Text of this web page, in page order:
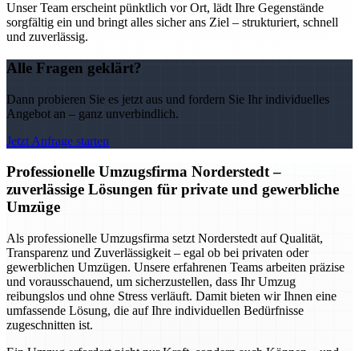
Unser Team erscheint pünktlich vor Ort, lädt Ihre Gegenstände
sorgfältig ein und bringt alles sicher ans Ziel – strukturiert, schnell
und zuverlässig.
Alle Fragen geklärt?
Dann probieren Sie es jetzt aus und fordern Sie Ihr individuelles
Angebot an – ganz unverbindlich.
Jetzt Anfrage starten
Professionelle Umzugsfirma Norderstedt –
zuverlässige Lösungen für private und gewerbliche
Umzüge
Als professionelle Umzugsfirma setzt Norderstedt auf Qualität,
Transparenz und Zuverlässigkeit – egal ob bei privaten oder
gewerblichen Umzügen. Unsere erfahrenen Teams arbeiten präzise
und vorausschauend, um sicherzustellen, dass Ihr Umzug
reibungslos und ohne Stress verläuft. Damit bieten wir Ihnen eine
umfassende Lösung, die auf Ihre individuellen Bedürfnisse
zugeschnitten ist.